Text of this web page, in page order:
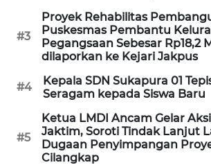
#3
Proyek Rehabilitas
Puskesmas Pembantu
Pegangsaan Sebesar Rp18,2
dilaporkan ke Kejari Jakpus
#4
Kepala SDN Sukapura 01
Seragam kepada Siswa Baru
#5
Ketua LMDI Ancam Gelar
Jaktim, Soroti Tindak Lanjut
Dugaan Penyimpangan
Cilangkap
NEWS